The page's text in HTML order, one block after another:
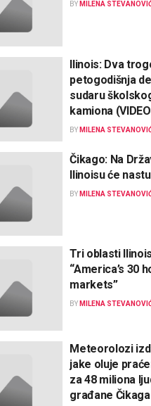
BY MILENA
Ilinois: Dva
petogodišnja
sudaru
kamiona
BY MILENA
Čikago: Na
Ilinoisu će
BY MILENA
Tri oblasti
“America’s 30
markets”
BY MILENA
Meteorolozi
jake oluje
za 48 miliona
građane Čikaga